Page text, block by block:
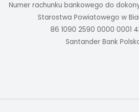
Numer rachunku bankowego do
Starostwa Powiatowego w
86 1090 2590 0000 0001
Santander Bank